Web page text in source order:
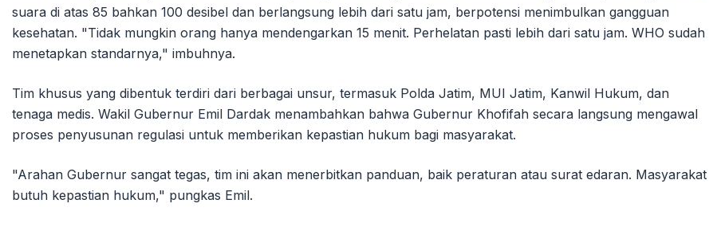
suara di atas 85 bahkan 100 desibel dan berlangsung lebih dari satu jam, berpotensi menimbulkan gangguan
kesehatan. "Tidak mungkin orang hanya mendengarkan 15 menit. Perhelatan pasti lebih dari satu jam. WHO sudah
menetapkan standarnya," imbuhnya.
Tim khusus yang dibentuk terdiri dari berbagai unsur, termasuk Polda Jatim, MUI Jatim, Kanwil Hukum, dan
tenaga medis. Wakil Gubernur Emil Dardak menambahkan bahwa Gubernur Khofifah secara langsung mengawal
proses penyusunan regulasi untuk memberikan kepastian hukum bagi masyarakat.
"Arahan Gubernur sangat tegas, tim ini akan menerbitkan panduan, baik peraturan atau surat edaran. Masyarakat
butuh kepastian hukum," pungkas Emil.